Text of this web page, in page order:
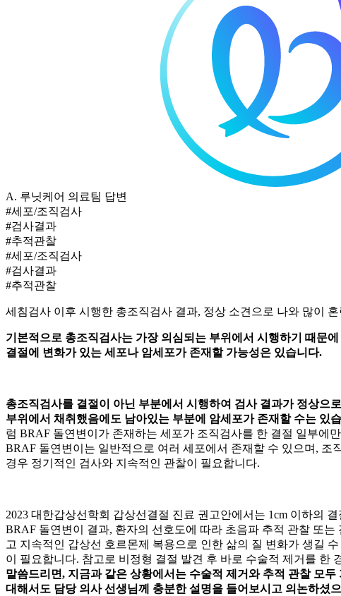
A. 루닛케어 의료팀 답변
#세포/조직검사
#검사결과
#추적관찰
#세포/조직검사
#검사결과
#추적관찰
세침검사 이후 시행한 총조직검사 결과, 정상 소견으로 나와 많이
기본적으로 총조직검사는 가장 의심되는 부위에서 시행하기 때문
결절에 변화가 있는 세포나 암세포가 존재할 가능성은 있습니다.
총조직검사를 결절이 아닌 부분에서 시행하여 검사 결과가 정상으
부위에서 채취했음에도 남아있는 부분에 암세포가 존재할 수는 있
럼 BRAF 돌연변이가 존재하는 세포가 조직검사를 한 결절 일부에
BRAF 돌연변이는 일반적으로 여러 세포에서 존재할 수 있으며,
경우 정기적인 검사와 지속적인 관찰이 필요합니다.
2023 대한갑상선학회 갑상선결절 진료 권고안에서는 1cm 이하의
BRAF 돌연변이 결과, 환자의 선호도에 따라 초음파 추적 관찰 또
고 지속적인 갑상선 호르몬제 복용으로 인한 삶의 질 변화가 생길
이 필요합니다. 참고로 비정형 결절 발견 후 바로 수술적 제거를 한
말씀드리면, 지금과 같은 상황에서는 수술적 제거와 추적 관찰 모
대해서도 담당 의사 선생님께 충분한 설명을 들어보시고 의논하셨